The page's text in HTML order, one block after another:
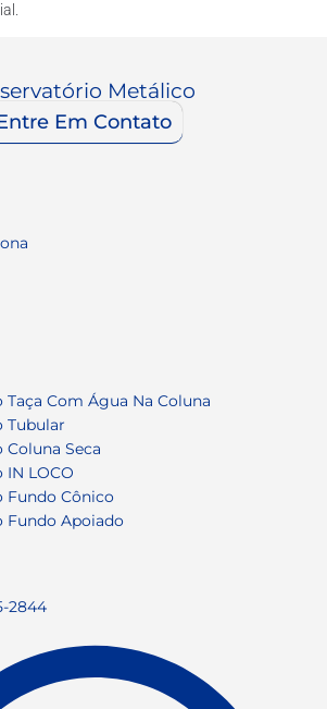
Metálico
Em Contato
Taça Com Água Na Coluna
Tubular
Coluna Seca
IN LOCO
Fundo Cônico
Fundo Apoiado
2844